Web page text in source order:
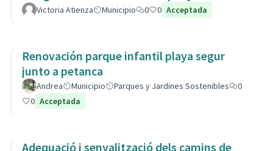
Victoria Atienza Municipio 0 0 Acceptada
Renovación parque infantil playa segur
junto a petanca
Andrea Municipio Parques y Jardines Sostenibles
0
0 Acceptada
Adequació i senyalització dels camins de